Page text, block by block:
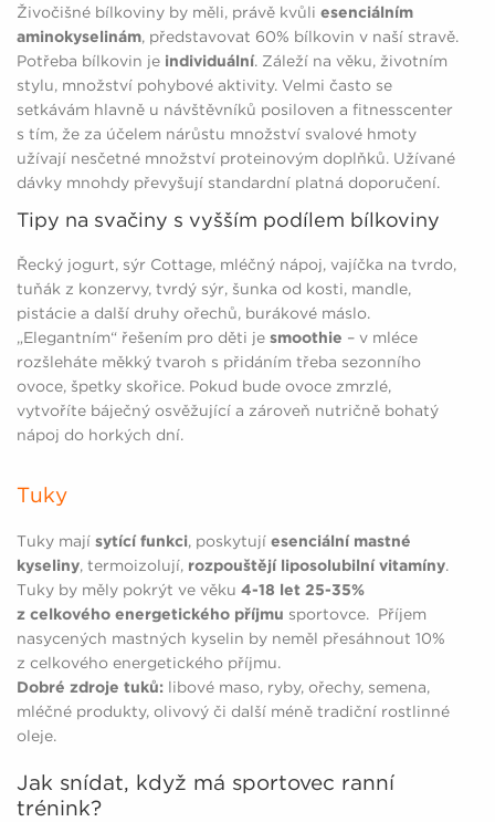
Živočišné bílkoviny by měli, právě kvůli esenciálním
aminokyselinám, představovat 60% bílkovin v naší stravě.
Potřeba bílkovin je individuální. Záleží na věku, životním
stylu, množství pohybové aktivity. Velmi často se
setkávám hlavně u návštěvníků posiloven a fitnesscenter
s tím, že za účelem nárůstu množství svalové hmoty
užívají nesčetné množství proteinovým doplňků. Užívané
dávky mnohdy převyšují standardní platná doporučení.
Tipy na svačiny s vyšším podílem bílkoviny
Řecký jogurt, sýr Cottage, mléčný nápoj, vajíčka na tvrdo,
tuňák z konzervy, tvrdý sýr, šunka od kosti, mandle,
pistácie a další druhy ořechů, burákové máslo.
„Elegantním“ řešením pro děti je smoothie – v mléce
rozšleháte měkký tvaroh s přidáním třeba sezonního
ovoce, špetky skořice. Pokud bude ovoce zmrzlé,
vytvoříte báječný osvěžující a zároveň nutričně bohatý
nápoj do horkých dní.
Tuky
Tuky mají sytící funkci, poskytují esenciální mastné
kyseliny, termoizolují, rozpouštějí liposolubilní vitamíny.
Tuky by měly pokrýt ve věku 4-18 let 25-35%
z celkového energetického příjmu sportovce. Příjem
nasycených mastných kyselin by neměl přesáhnout 10%
z celkového energetického příjmu.
Dobré zdroje tuků: libové maso, ryby, ořechy, semena,
mléčné produkty, olivový či další méně tradiční rostlinné
oleje.
Jak snídat, když má sportovec ranní
trénink?